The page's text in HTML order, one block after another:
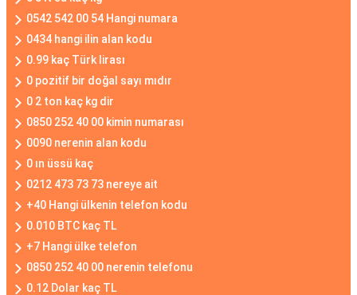
0542 542 00 54 Hangi numara
0434 hangi ilin alan kodu
0.99 kaç Türk lirası
0 pozitif bir doğal sayı mıdır
0 2 ton kaç kg dir
0850 252 40 00 kimin numarası
0090 nerenin alan kodu
0 ın üssü kaç
0212 473 73 73 nereye ait
+40 Hangi ülkenin telefon kodu
0.010 BTC kaç TL
+7 Hangi ülke telefon
0850 252 40 00 nerenin telefonu
0.12 Dolar kaç TL